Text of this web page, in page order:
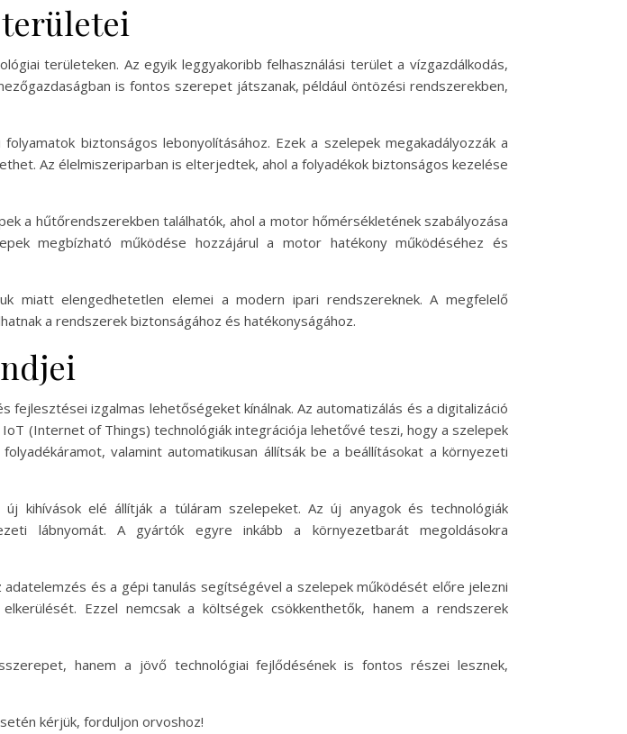
területeken. Az egyik leggyakoribb felhasználási terület a vízgazdálkodás,
is fontos szerepet játszanak, például öntözési rendszerekben,
biztonságos lebonyolításához. Ezek a szelepek megakadályozzák a
Az élelmiszeriparban is elterjedtek, ahol a folyadékok biztonságos kezelése
a hűtőrendszerekben találhatók, ahol a motor hőmérsékletének szabályozása
megbízható működése hozzájárul a motor hatékony működéséhez és
miatt elengedhetetlen elemei a modern ipari rendszereknek. A megfelelő
a rendszerek biztonságához és hatékonyságához.
fejlesztései izgalmas lehetőségeket kínálnak. Az automatizálás és a digitalizáció
(Internet of Things) technológiák integrációja lehetővé teszi, hogy a szelepek
valamint automatikusan állítsák be a beállításokat a környezeti
kihívások elé állítják a túláram szelepeket. Az új anyagok és technológiák
lábnyomát. A gyártók egyre inkább a környezetbarát megoldásokra
és a gépi tanulás segítségével a szelepek működését előre jelezni
Ezzel nemcsak a költségek csökkenthetők, hanem a rendszerek
hanem a jövő technológiai fejlődésének is fontos részei lesznek,
kérjük, forduljon orvoshoz!